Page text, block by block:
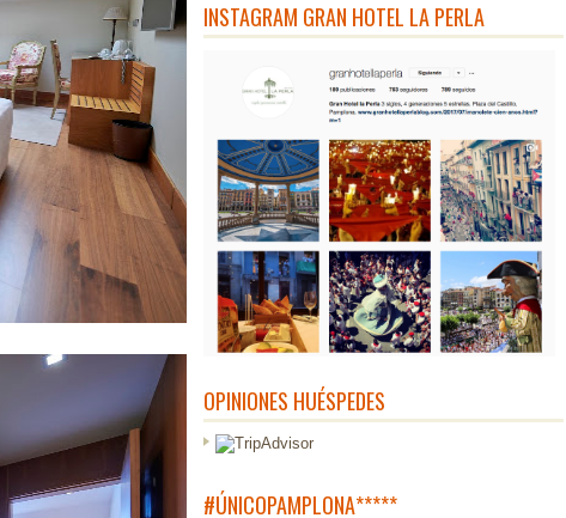
INSTAGRAM GRAN HOTEL LA PERLA
OPINIONES HUÉSPEDES
#ÚNICOPAMPLONA*****